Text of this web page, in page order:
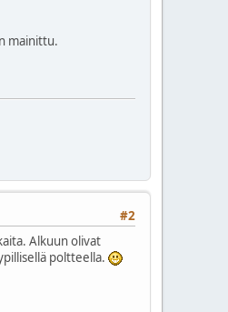
mainittu.
#2
Alkuun olivat
poltteella.